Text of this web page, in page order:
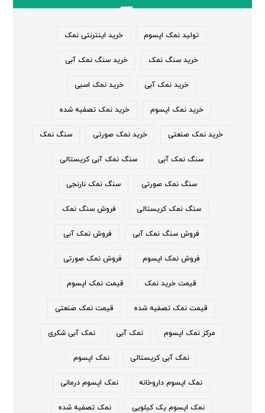
تولید نمک اپسوم خرید اینترنتی نمک
خرید سنگ نمک خرید سنگ نمک آبی
خرید نمک آبی خرید نمک اسبی
خرید نمک اپسوم خرید نمک تصفیه شده
خرید نمک صنعتی خرید نمک صورتی سنگ نمک
سنگ نمک آبی سنگ نمک آبی کریستالی
سنگ نمک صورتی سنگ نمک نارنجی
سنگ نمک کریستالی فروش سنگ نمک
فروش سنگ نمک آبی فروش نمک آبی
فروش نمک اپسوم فروش نمک صورتی
قیمت خرید نمک قیمت نمک اپسوم
قیمت نمک تصفیه شده قیمت نمک صنعتی
مرکز نمک اپسوم نمک آبی نمک آبی شکری
نمک آبی کریستالی نمک اپسوم
نمک اپسوم داروخانه نمک اپسوم درمانی
نمک اپسوم یک کیلویی نمک تصفیه شده